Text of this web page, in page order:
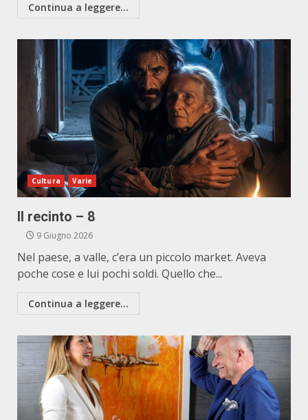
Continua a leggere...
Cultura Varie
Il recinto – 8
9 Giugno 2026
Nel paese, a valle, c’era un piccolo market. Aveva
poche cose e lui pochi soldi. Quello che...
Continua a leggere...